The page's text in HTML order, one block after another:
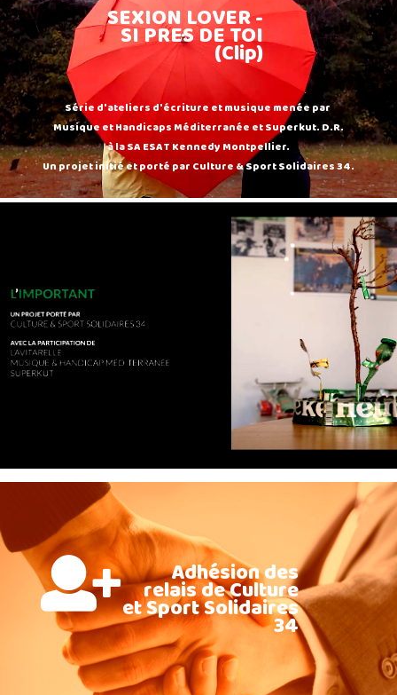
SEXION LOVER -
SI PRES DE TOI
(Clip)
Série d'ateliers d'écriture et musique menée par
Musique et Handicaps Méditerranée et Superkut. D.R.
à la SA ESAT Kennedy Montpellier.
Un projet initié et porté par Culture & Sport Solidaires 34.
Adhésion des
relais de Culture
et Sport Solidaires
34